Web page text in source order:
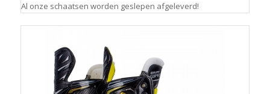
Al onze schaatsen worden geslepen afgeleverd!